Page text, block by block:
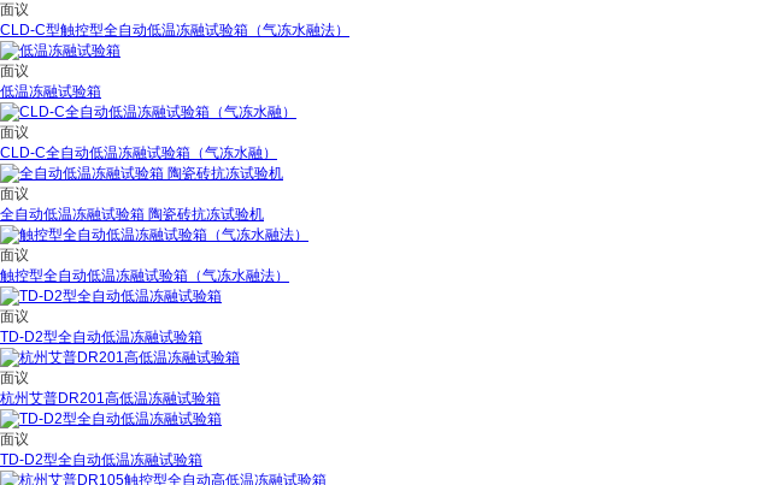
面议
CLD-C型触控型全自动低温冻融试验箱（气冻水融法）
面议
低温冻融试验箱
面议
CLD-C全自动低温冻融试验箱（气冻水融）
面议
全自动低温冻融试验箱 陶瓷砖抗冻试验机
面议
触控型全自动低温冻融试验箱（气冻水融法）
面议
TD-D2型全自动低温冻融试验箱
面议
杭州艾普DR201高低温冻融试验箱
面议
TD-D2型全自动低温冻融试验箱